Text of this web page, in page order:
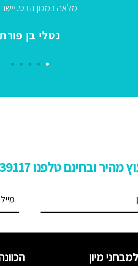
שמירת
נ.
מהיר ובחינם טלפנו54-9639117
מיון